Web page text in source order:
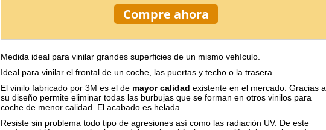
Compre ahora
Medida ideal para vinilar grandes superficies de un mismo vehículo.
Ideal para vinilar el frontal de un coche, las puertas y techo o la trasera.
El vinilo fabricado por 3M es el de mayor calidad existente en el mercado. Gracias a
su diseño permite eliminar todas las burbujas que se forman en otros vinilos para
coche de menor calidad. El acabado es helada.
Resiste sin problema todo tipo de agresiones así como las radiación UV. De este